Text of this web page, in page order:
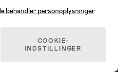
behandler personoplysninger
COOKIE-
INDSTILLINGER